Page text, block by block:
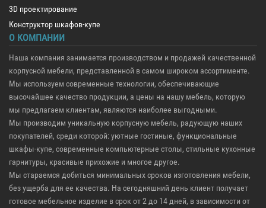
3D проектирование
Конструктор шкафов-купе
О КОМПАНИИ
Наша компания занимается производством и продажей качественной
корпусной мебели, представленной в самом широком ассортименте.
Мы используем современные технологии, обеспечивающие
высочайшее качество продукции, а цены на нашу мебель, которую
мы предлагаем клиентам, являются наиболее выгодными.
Мы производим уникальную корпусную мебель, радующую наших
покупателей, среди которой: уютные гостиные, функциональные
шкафы-купе, современные компьютерные столы, стильные кухонные
гарнитуры, красивые прихожие и многое другое.
Мы стараемся добиться минимальных сроков изготовления мебели,
без ущерба для ее качества. На сегодняшний день клиент получает
готовое мебельное изделие в срок от 2 до 14 дней, в зависимости от